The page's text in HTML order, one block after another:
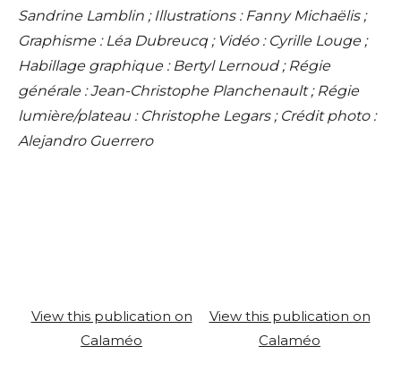
Sandrine Lamblin ; Illustrations : Fanny Michaëlis ;
Graphisme : Léa Dubreucq ; Vidéo : Cyrille Louge ;
Habillage graphique : Bertyl Lernoud ; Régie
générale : Jean-Christophe Planchenault ; Régie
lumière/plateau : Christophe Legars ; Crédit photo :
Alejandro Guerrero
View this publication on
Calaméo
View this publication on
Calaméo